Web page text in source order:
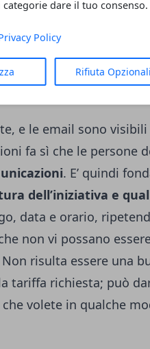
dare il tuo consenso.
Policy
Rifiuta Opzionali
permettono di in
riceve,
virtuale.
e le email sono visibili
fa sì che le persone
. E’ quindi
dell’iniziativa e
data e orario,
non vi possano
risulta essere una
tariffa richiesta; può
volete in qualche